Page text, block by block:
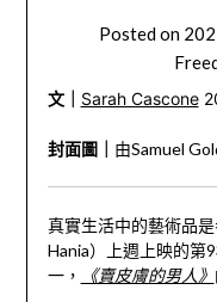
Posted on
文｜ Sarah Cascone
封面圖｜ 由Samuel
真實生活中的藝術品
Hania）上週上映的第
一，
《賣皮膚的男人》